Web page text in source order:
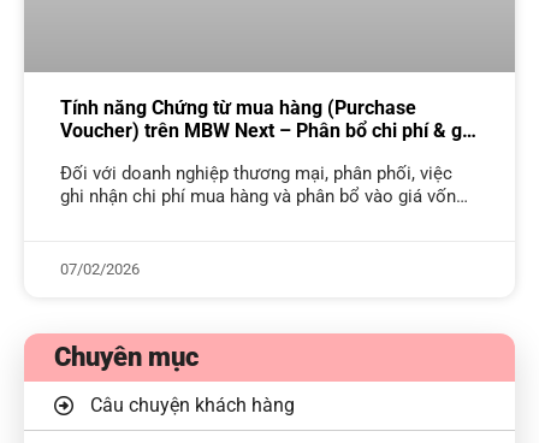
Tính năng Chứng từ mua hàng (Purchase
Voucher) trên MBW Next – Phân bổ chi phí & giá
Đối với doanh nghiệp thương mại, phân phối, việc
ghi nhận chi phí mua hàng và phân bổ vào giá vốn
07/02/2026
Chuyên mục
Câu chuyện khách hàng